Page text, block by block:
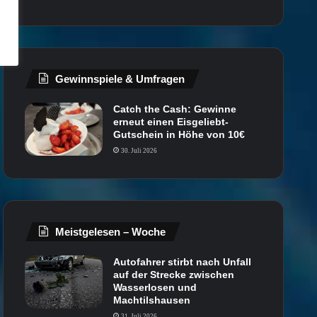
Gewinnspiele & Umfragen
Catch the Cash: Gewinne
erneut einen Eisgeliebt-
Gutschein in Höhe von 10€
30. Juli 2026
Meistgelesen – Woche
Autofahrer stirbt nach Unfall
auf der Strecke zwischen
Wasserlosen und
Machtilshausen